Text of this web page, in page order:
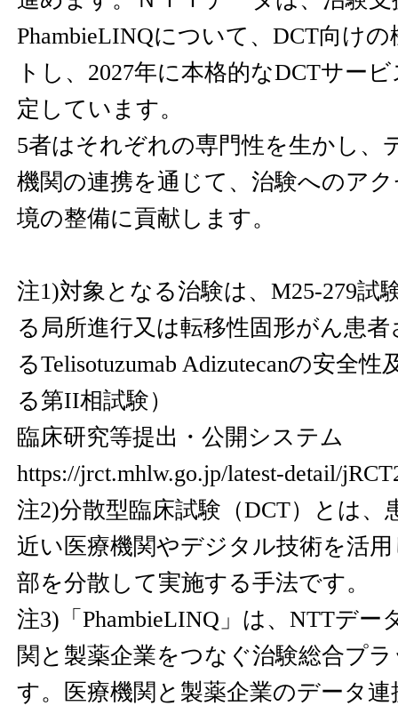
PhambieLINQについて、DCT向け
トし、2027年に本格的なDCTサー
定しています。
5者はそれぞれの専門性を生かし、
機関の連携を通じて、治験へのア
境の整備に貢献します。
注1)対象となる治験は、M25-279試
る局所進行又は転移性固形がん患
るTelisotuzumab Adizutecanの安全
る第II相試験）
臨床研究等提出・公開システム
https://jrct.mhlw.go.jp/latest-detail/
注2)分散型臨床試験（DCT）とは、
近い医療機関やデジタル技術を活
部を分散して実施する手法です。
注3)「PhambieLINQ」は、NTTデー
関と製薬企業をつなぐ治験総合プ
す。医療機関と製薬企業のデータ